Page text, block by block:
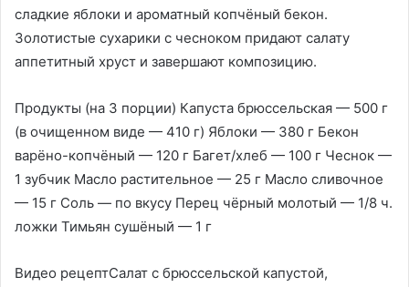
сладкие яблоки и ароматный копчёный бекон.
Золотистые сухарики с чесноком придают салату
аппетитный хруст и завершают композицию.
Продукты (на 3 порции) Капуста брюссельская — 500 г
(в очищенном виде — 410 г) Яблоки — 380 г Бекон
варёно-копчёный — 120 г Багет/хлеб — 100 г Чеснок —
1 зубчик Масло растительное — 25 г Масло сливочное
— 15 г Соль — по вкусу Перец чёрный молотый — 1/8 ч.
ложки Тимьян сушёный — 1 г
Видео рецептСалат с брюссельской капустой,